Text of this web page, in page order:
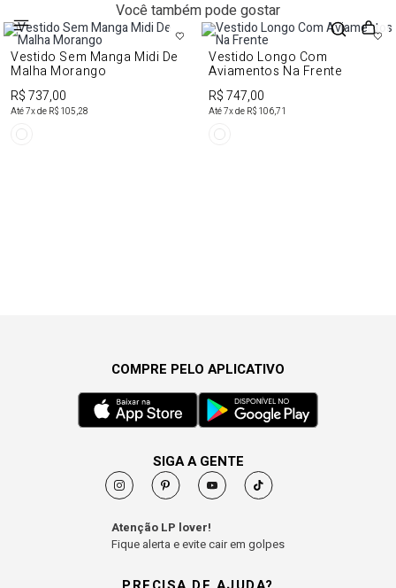
Você também pode gostar
Vestido Sem Manga Midi De
Malha Morango
R$ 737,00
Até7x de R$ 105,28
Vestido Longo Com
Aviamentos Na Frente
R$ 747,00
Até7x de R$ 106,71
COMPRE PELO APLICATIVO
SIGA A GENTE
Atenção LP lover!
Fique alerta e evite cair em golpes